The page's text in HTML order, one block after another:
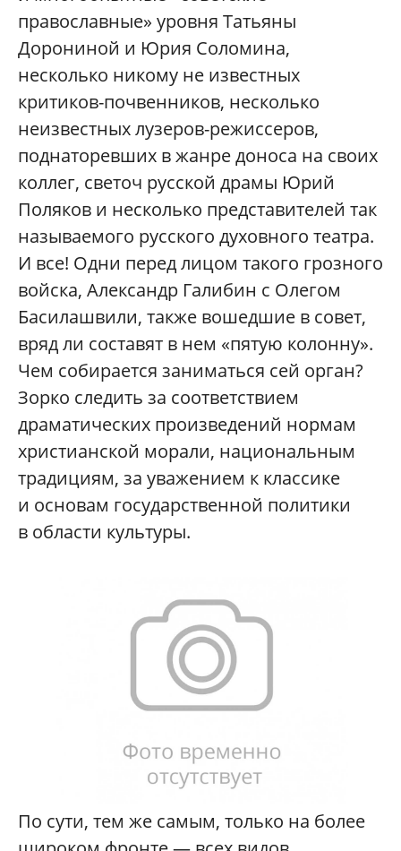
православные» уровня Татьяны
Дорониной и Юрия Соломина,
несколько никому не известных
критиков-почвенников, несколько
неизвестных лузеров-режиссеров,
поднаторевших в жанре доноса на своих
коллег, светоч русской драмы Юрий
Поляков и несколько представителей так
называемого русского духовного театра.
И все! Одни перед лицом такого грозного
войска, Александр Галибин с Олегом
Басилашвили, также вошедшие в совет,
вряд ли составят в нем «пятую колонну».
Чем собирается заниматься сей орган?
Зорко следить за соответствием
драматических произведений нормам
христианской морали, национальным
традициям, за уважением к классике
и основам государственной политики
в области культуры.
По сути, тем же самым, только на более